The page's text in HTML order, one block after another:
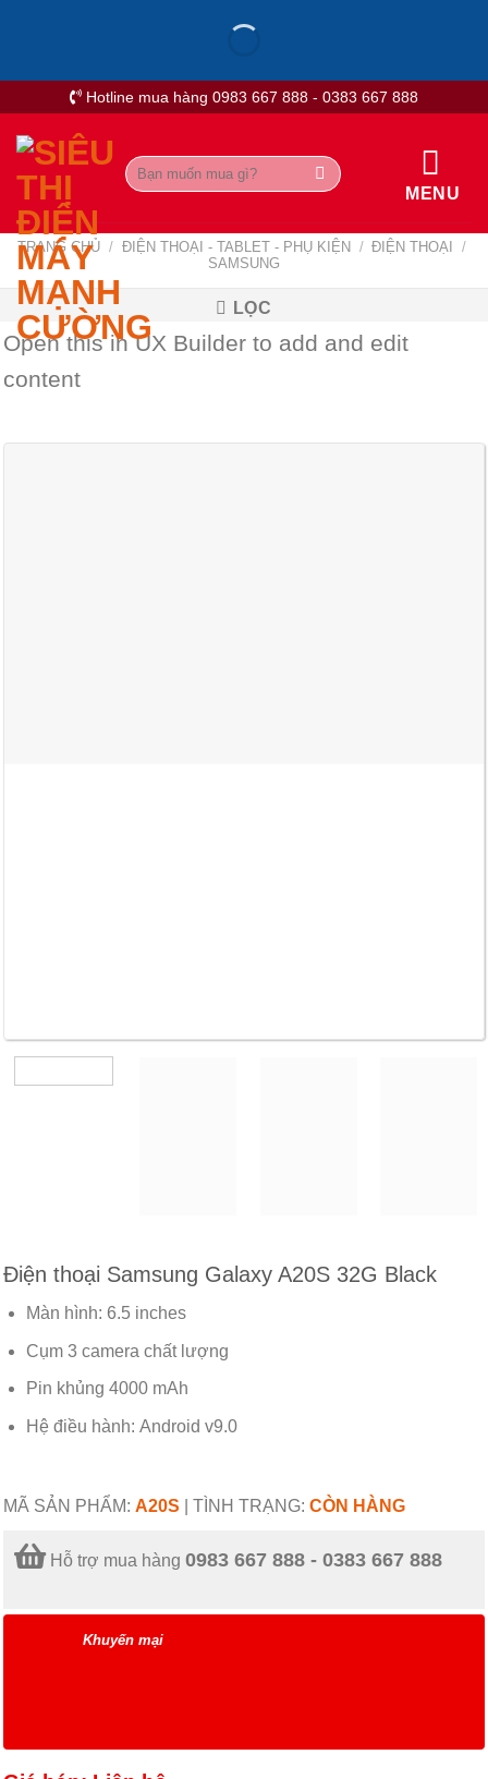
Hotline mua hàng 0983 667 888 - 0383 667 888
Tìm
kiếm:
MENU
TRANG CHỦ / ĐIỆN THOẠI - TABLET - PHỤ KIỆN / ĐIỆN THOẠI
/
SAMSUNG
LỌC
Open this in UX Builder to add and edit
content
Điện thoại Samsung Galaxy A20S 32G Black
Màn hình: 6.5 inches
Cụm 3 camera chất lượng
Pin khủng 4000 mAh
Hệ điều hành: Android v9.0
MÃ SẢN PHẨM: A20S TÌNH TRẠNG: CÒN HÀNG
Hỗ trợ mua hàng 0983 667 888 - 0383 667 888
Khuyến mại